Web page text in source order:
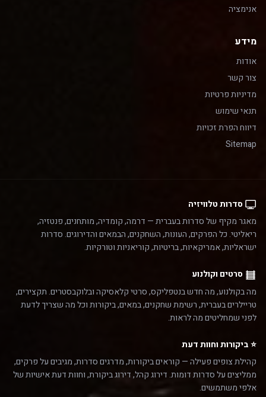
אנימציה
מידע
אודות
צור קשר
מדיניות פרטיות
תנאי שימוש
דיווח הפרת זכויות
Sitemap
סדרות טלוויזיה
מאגר מקיף של סדרות בעברית — דרמה, קומדיה, מותחנים, פנטזיה,
ריאליטי. כל הפרקים, העונות, השחקנים, הבמאים והדירוגים. סדרות
ישראליות, אמריקאיות, בריטיות, קוריאניות וטורקיות.
סרטים וקולנוע
מה בקולנוע, מה חדש בנטפליקס, סרטי קלאסיקה ובלוקבסטרים. תקצירים,
טריילרים בעברית, רשימת שחקנים, במאים, ביקורות וכל מה שצריך לדעת
לפני שמחליטים מה לראות.
⭐ ביקורות וחוות דעת
קהילת צופים פעילה — קוראים ביקורות, מדרגים סדרות, מגיבים על פרקים,
ממליצים על סדרות דומות. דירוג קהל, דירוג ביקורת, וחוות דעת אישיות של
אלפי משתמשים.